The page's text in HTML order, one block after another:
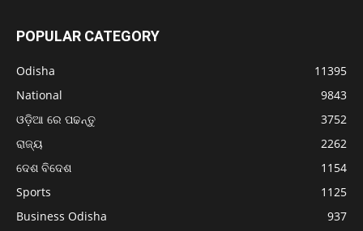
POPULAR CATEGORY
Odisha
11395
National
9843
ଓଡ଼ିଆ ରେ ପଢନ୍ତୁ
3752
ରାଜ୍ୟ
2262
ଦେଶ ବିଦେଶ
1154
Sports
1125
Business Odisha
937